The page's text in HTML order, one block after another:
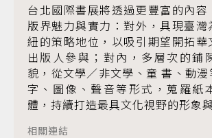
台北國際書展將透過更豐富的內容
版界魅力與實力：對外，具現臺灣
紐的策略地位，以吸引期望開拓華
出版人參與；對內，多層次的鋪
貌，從文學／非文學、童 書、動
字、圖像、聲音等形式，蒐羅紙
體，持續打造最具文化視野的形象
相關連結